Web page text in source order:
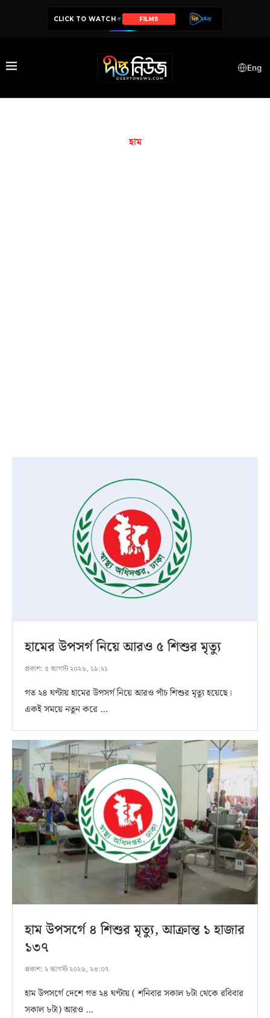
CLICK TO WATCH SERIES
Eng
হাম
হামের উপসর্গ নিয়ে আরও ৫ শিশুর মৃত্যু
প্রকাশ: ৫ আগস্ট ২০২৬, ১৯:২১
গত ২৪ ঘণ্টায় হামের উপসর্গ নিয়ে আরও পাঁচ শিশুর মৃত্যু হয়েছে।
একই সময়ে নতুন করে …
হাম উপসর্গে ৪ শিশুর মৃত্যু, আক্রান্ত ১ হাজার
১৩৭
প্রকাশ: ২ আগস্ট ২০২৬, ২৩:০৭
হাম উপসর্গে দেশে গত ২৪ ঘণ্টায় ( শনিবার সকাল ৮টা থেকে রবিবার
সকাল ৮টা) আরও …